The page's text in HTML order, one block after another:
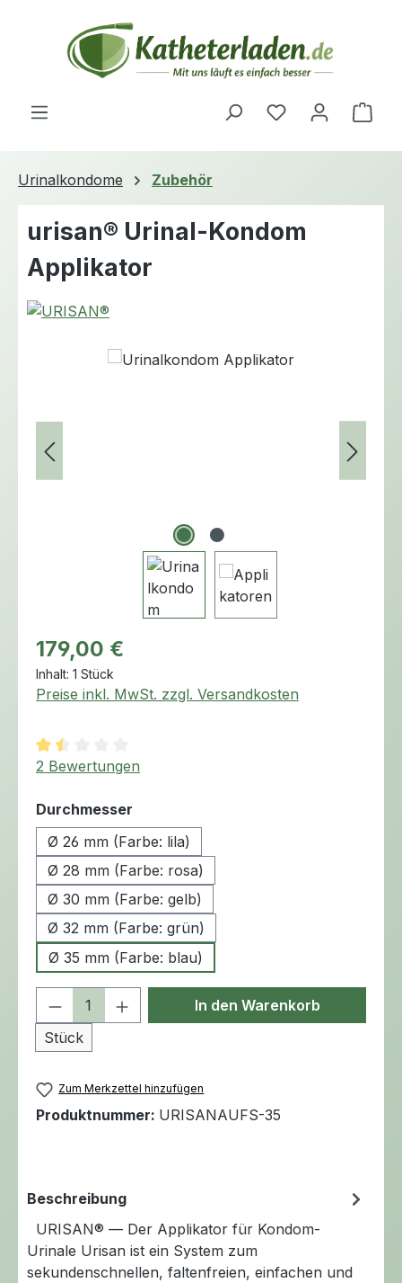
Zum Hauptinhalt springen
Du hast 0
Urinalkondome Zubehör
urisan® Urinal-Kondom
Applikator
Bildergalerie überspringen
Regulärer Preis:
179,00 €
Inhalt: 1 Stück
Preise inkl. MwSt. zzgl. Versandkosten
Durchschnittliche Bewertung von 1.5 von 5 Sternen
2 Bewertungen
Durchmesser
Ø 26 mm (Farbe: lila)
Ø 28 mm (Farbe: rosa)
Ø 30 mm (Farbe: gelb)
Ø 32 mm (Farbe: grün)
Ø 35 mm (Farbe: blau)
Produkt Anzahl: Gib den
Stück
In den Warenkorb
Zum Merkzettel hinzufügen
Produktnummer: URISANAUFS-35
Beschreibung
URISAN® — Der Applikator für Kondom-
Urinale Urisan ist ein System zum
sekundenschnellen, faltenfreien, einfachen und